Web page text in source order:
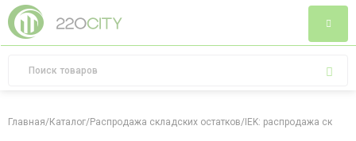
Главная/Каталог/Распродажа складских остатков/ IEK: распродажа